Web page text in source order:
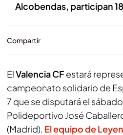
Alcobendas, participan
Compartir
ElValencia CFestará
campeonato solidario de
7 que se disputará el
Polideportivo José
(Madrid). El equipo de